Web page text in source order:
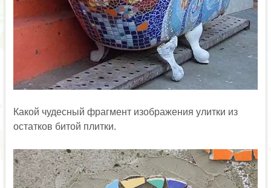
Какой чудесный фрагмент изображения улитки из
остатков битой плитки.